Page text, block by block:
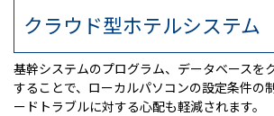
クラウド型ホテルシステム
基幹システムのプログラム、データベースを
することで、ローカルパソコンの設定条件の
ードトラブルに対する心配も軽減されます。